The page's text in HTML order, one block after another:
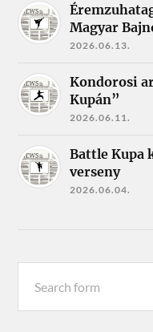
Magyar
2026.06.13.
Kondorosi
Kupán”
2026.06.11.
Battle Kupa
verseny
2026.06.04.